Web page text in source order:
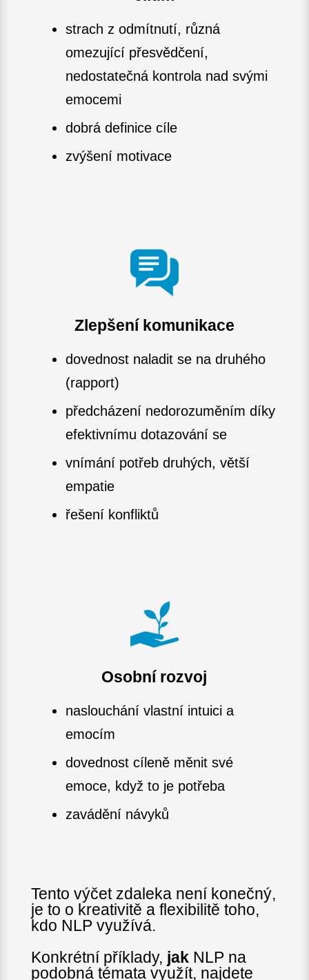
strach z odmítnutí, různá
omezující přesvědčení,
nedostatečná kontrola nad svými
emocemi
dobrá definice cíle
zvýšení motivace
Zlepšení komunikace
dovednost naladit se na druhého
(rapport)
předcházení nedorozuměním díky
efektivnímu dotazování se
vnímání potřeb druhých, větší
empatie
řešení konfliktů
Osobní rozvoj
naslouchání vlastní intuici a
emocím
dovednost cíleně měnit své
emoce, když to je potřeba
zavádění návyků
Tento výčet zdaleka není konečný,
je to o kreativitě a flexibilitě toho,
kdo NLP využívá.
Konkrétní příklady, jakNLP na
podobná témata využít, najdete